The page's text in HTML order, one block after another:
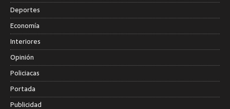
Deportes
Economía
Interiores
Opinión
Policiacas
Portada
Publicidad